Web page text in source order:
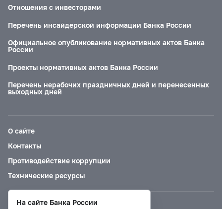
Отношения с инвесторами
Перечень инсайдерской информации Банка России
Официальное опубликование нормативных актов Банка
России
Проекты нормативных актов Банка России
Перечень нерабочих праздничных дней и перенесенных
выходных дней
О сайте
Контакты
Противодействие коррупции
Технические ресурсы
На сайте Банка России